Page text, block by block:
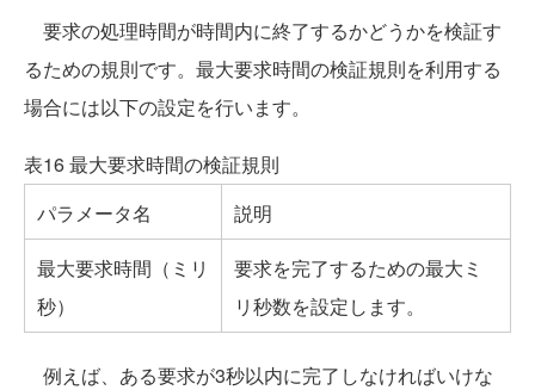
要求の処理時間が時間内に終了するかどうかを検証す
るための規則です。最大要求時間の検証規則を利用する
場合には以下の設定を行います。
表16 最大要求時間の検証規則
パラメータ名
説明
最大要求時間（ミリ
秒）
要求を完了するための最大ミ
リ秒数を設定します。
例えば、ある要求が3秒以内に完了しなければいけな